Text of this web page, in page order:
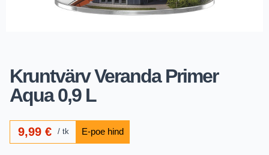
Kruntvärv Veranda Primer
Aqua 0,9 L
9,99€ tk